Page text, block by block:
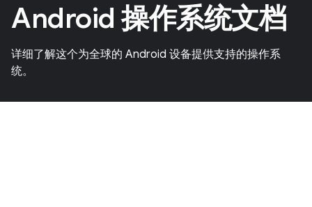
Android 操作系统文档
详细了解这个为全球的 Android 设备提供支持的操作系
统。